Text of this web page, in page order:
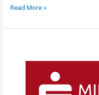
Read More »